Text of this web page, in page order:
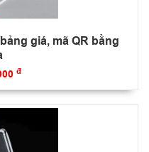
giá, mã QR bằng
đ